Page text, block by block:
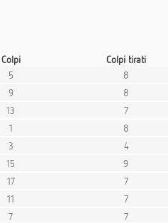
Colpi
Colpi tirati
5
8
9
8
13
7
1
8
3
4
15
9
17
7
11
7
7
7